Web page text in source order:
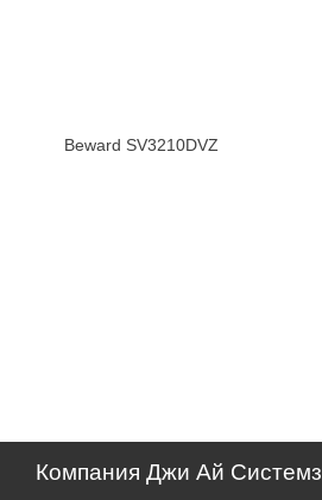
Beward SV3210DVZ
Компания Джи Ай Системз